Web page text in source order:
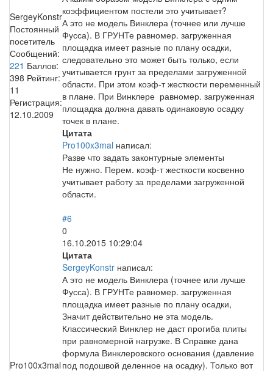
SergeyKonstr
Постоянный
посетитель
Сообщений:
221 Баллов:
398 Рейтинг:
11
Регистрация:
12.10.2009
коэффициентом постели это учитывает?
А это не модель Винклера (точнее или лучше
Фусса). В ГРУНТе равномер. загруженная
площадка имеет разные по плану осадки,
следовательно это может быть только, если
учитывается грунт за пределами загруженной
области. При этом коэф-т жесткости переменный
в плане. При Винклере равномер. загруженная
площадка должна давать одинаковую осадку
точек в плане.
Цитата
Pro100x3mal написал:
Разве что задать законтурные элементы
Не нужно. Перем. коэф-т жесткости косвенно
учитывает работу за пределами загруженной
области.
Pro100x3mal
#6
0
16.10.2015 10:29:04
Цитата
SergeyKonstr написал:
А это не модель Винклера (точнее или лучше
Фусса). В ГРУНТе равномер. загруженная
площадка имеет разные по плану осадки,
Значит действительно не эта модель.
Классический Винклер не даст прогиба плиты
при равномерной нагрузке. В Справке дана
формула Винклеровского основания (давление
под подошвой деленное на осадку). Только вот